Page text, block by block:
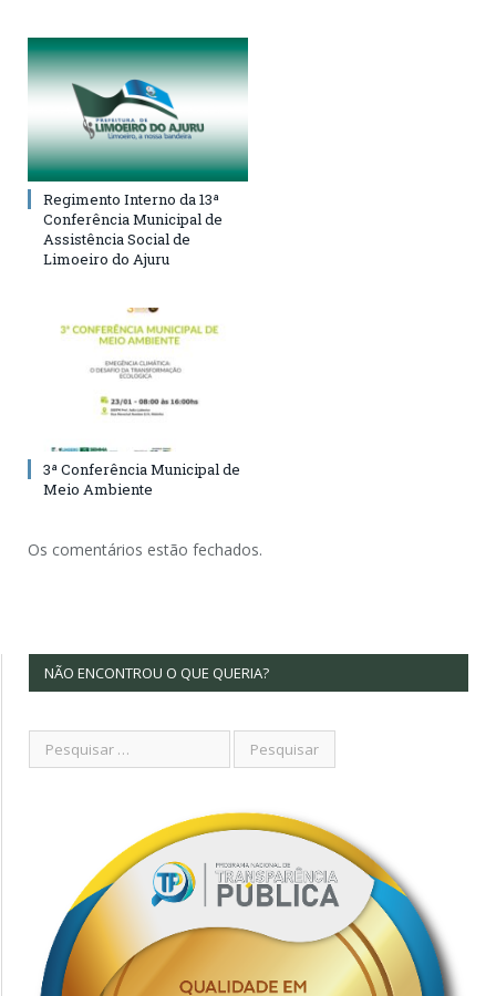
Regimento Interno da 13ª
Conferência Municipal de
Assistência Social de
Limoeiro do Ajuru
3ª Conferência Municipal de
Meio Ambiente
Os comentários estão fechados.
NÃO ENCONTROU O QUE QUERIA?